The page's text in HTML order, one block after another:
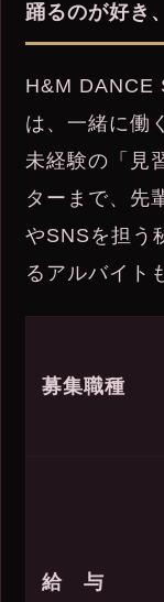
踊るのが好き
H&M DANCE
は、一緒に働
未経験の「見
ターまで、先
やSNSを担う
るアルバイト
募集職種
給 与